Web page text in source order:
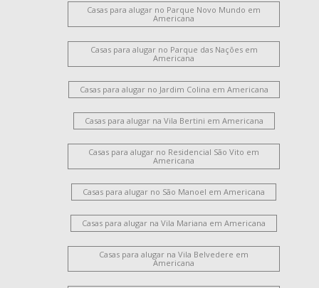
Casas para alugar no Parque Novo Mundo em
Americana
Casas para alugar no Parque das Nações em
Americana
Casas para alugar no Jardim Colina em Americana
Casas para alugar na Vila Bertini em Americana
Casas para alugar no Residencial São Vito em
Americana
Casas para alugar no São Manoel em Americana
Casas para alugar na Vila Mariana em Americana
Casas para alugar na Vila Belvedere em
Americana